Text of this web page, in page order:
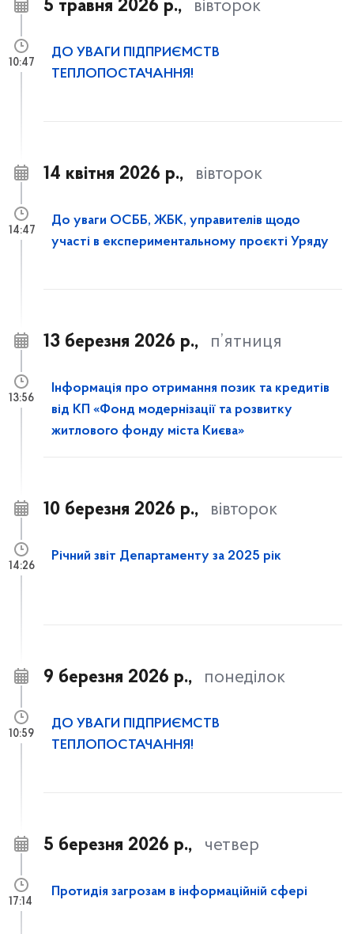
5 травня 2026 р., вівторок
ДО УВАГИ ПІДПРИЄМСТВ
ТЕПЛОПОСТАЧАННЯ!
10:47
14 квітня 2026 р., вівторок
До уваги ОСББ, ЖБК, управителів щодо
участі в експериментальному проєкті Уряду
14:47
13 березня 2026 р., п’ятниця
Інформація про отримання позик та кредитів
від КП «Фонд модернізації та розвитку
житлового фонду міста Києва»
13:56
10 березня 2026 р., вівторок
Річний звіт Департаменту за 2025 рік
14:26
9 березня 2026 р., понеділок
ДО УВАГИ ПІДПРИЄМСТВ
ТЕПЛОПОСТАЧАННЯ!
10:59
5 березня 2026 р., четвер
Протидія загрозам в інформаційній сфері
17:14